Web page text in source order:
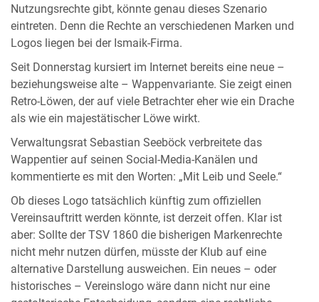
Nutzungsrechte gibt, könnte genau dieses Szenario
eintreten. Denn die Rechte an verschiedenen Marken und
Logos liegen bei der Ismaik-Firma.
Seit Donnerstag kursiert im Internet bereits eine neue –
beziehungsweise alte – Wappenvariante. Sie zeigt einen
Retro-Löwen, der auf viele Betrachter eher wie ein Drache
als wie ein majestätischer Löwe wirkt.
Verwaltungsrat Sebastian Seeböck verbreitete das
Wappentier auf seinen Social-Media-Kanälen und
kommentierte es mit den Worten: „Mit Leib und Seele.“
Ob dieses Logo tatsächlich künftig zum offiziellen
Vereinsauftritt werden könnte, ist derzeit offen. Klar ist
aber: Sollte der TSV 1860 die bisherigen Markenrechte
nicht mehr nutzen dürfen, müsste der Klub auf eine
alternative Darstellung ausweichen. Ein neues – oder
historisches – Vereinslogo wäre dann nicht nur eine